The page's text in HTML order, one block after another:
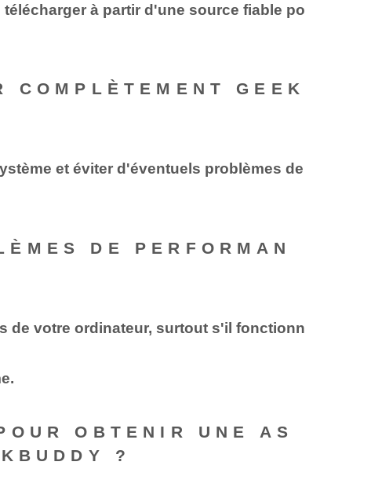
à partir d'une source fiable po
GEEK
et éviter d'éventuels problèmes de
DE PERFORMAN
de votre ordinateur, surtout s'il fonctionn
OBTENIR UNE AS
?